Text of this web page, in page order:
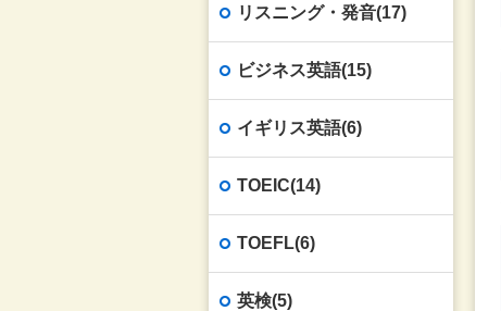
リスニング・発音(17)
ビジネス英語(15)
イギリス英語(6)
TOEIC(14)
TOEFL(6)
英検(5)